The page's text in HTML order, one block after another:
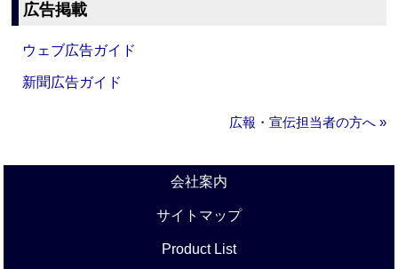
広告掲載
ウェブ広告ガイド
新聞広告ガイド
広報・宣伝担当者の方へ »
会社案内
サイトマップ
Product List